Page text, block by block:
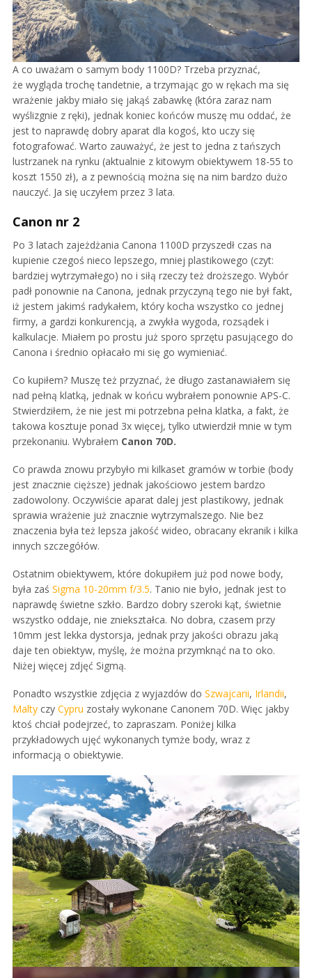
A co uważam o samym body 1100D? Trzeba przyznać,
że wygląda trochę tandetnie, a trzymając go w rękach ma się
wrażenie jakby miało się jakąś zabawkę (która zaraz nam
wyślizgnie z ręki), jednak koniec końców muszę mu oddać, że
jest to naprawdę dobry aparat dla kogoś, kto uczy się
fotografować. Warto zauważyć, że jest to jedna z tańszych
lustrzanek na rynku (aktualnie z kitowym obiektywem 18-55 to
koszt 1550 zł), a z pewnością można się na nim bardzo dużo
nauczyć. Ja się uczyłem przez 3 lata.
Canon nr 2
Po 3 latach zajeżdżania Canona 1100D przyszedł czas na
kupienie czegoś nieco lepszego, mniej plastikowego (czyt:
bardziej wytrzymałego) no i siłą rzeczy też droższego. Wybór
padł ponownie na Canona, jednak przyczyną tego nie był fakt,
iż jestem jakimś radykałem, który kocha wszystko co jednej
firmy, a gardzi konkurencją, a zwykła wygoda, rozsądek i
kalkulacje. Miałem po prostu już sporo sprzętu pasującego do
Canona i średnio opłacało mi się go wymieniać.
Co kupiłem? Muszę też przyznać, że długo zastanawiałem się
nad pełną klatką, jednak w końcu wybrałem ponownie APS-C.
Stwierdziłem, że nie jest mi potrzebna pełna klatka, a fakt, że
takowa kosztuje ponad 3x więcej, tylko utwierdził mnie w tym
przekonaniu. Wybrałem Canon 70D.
Co prawda znowu przybyło mi kilkaset gramów w torbie (body
jest znacznie cięższe) jednak jakościowo jestem bardzo
zadowolony. Oczywiście aparat dalej jest plastikowy, jednak
sprawia wrażenie już znacznie wytrzymalszego. Nie bez
znaczenia była też lepsza jakość wideo, obracany ekranik i kilka
innych szczegółów.
Ostatnim obiektywem, które dokupiłem już pod nowe body,
była zaś Sigma 10-20mm f/3.5. Tanio nie było, jednak jest to
naprawdę świetne szkło. Bardzo dobry szeroki kąt, świetnie
wszystko oddaje, nie zniekształca. No dobra, czasem przy
10mm jest lekka dystorsja, jednak przy jakości obrazu jaką
daje ten obiektyw, myślę, że można przymknąć na to oko.
Niżej więcej zdjęć Sigmą.
Ponadto wszystkie zdjęcia z wyjazdów do Szwajcarii, Irlandii,
Malty czy Cypru zostały wykonane Canonem 70D. Więc jakby
ktoś chciał podejrzeć, to zapraszam. Poniżej kilka
przykładowych ujęć wykonanych tymże body, wraz z
informacją o obiektywie.